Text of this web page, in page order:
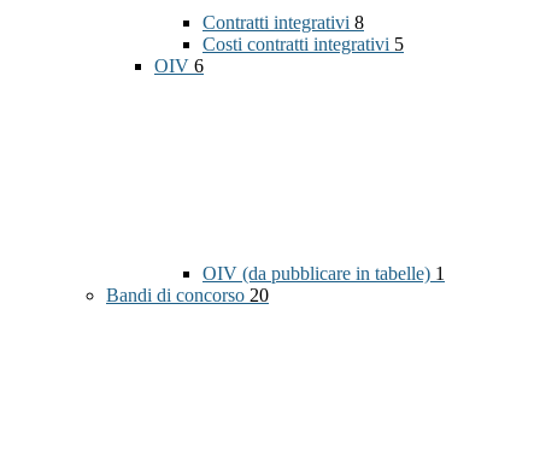
Contratti integrativi 8
Costi contratti integrativi 5
OIV 6
OIV (da pubblicare in tabelle) 1
Bandi di concorso 20